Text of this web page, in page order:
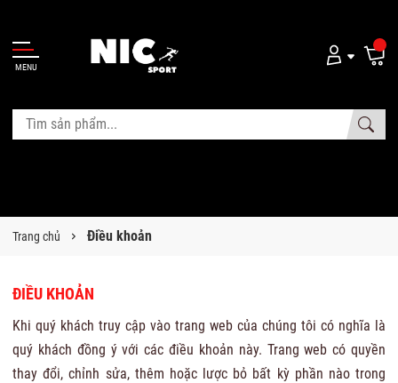
MENU
Trang chủ Điều khoản
ĐIỀU KHOẢN
Khi quý khách truy cập vào trang web của chúng tôi có nghĩa là
quý khách đồng ý với các điều khoản này. Trang web có quyền
thay đổi, chỉnh sửa, thêm hoặc lược bỏ bất kỳ phần nào trong